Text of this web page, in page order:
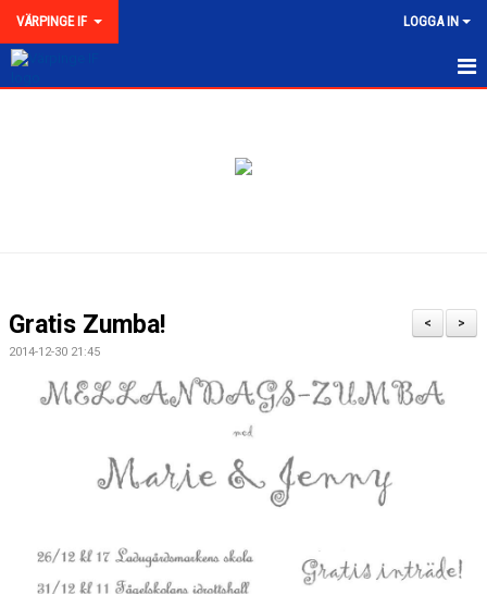
VÄRPINGE IF LOGGA IN
KLUBBKOLLEKTION
>
<
Gratis Zumba!
2014-12-30 21:45